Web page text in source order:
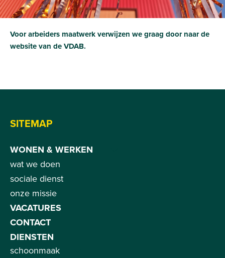
Voor arbeiders maatwerk verwijzen we graag door naar de
website van de VDAB.
SITEMAP
WONEN & WERKEN
wat we doen
sociale dienst
onze missie
VACATURES
CONTACT
DIENSTEN
schoonmaak